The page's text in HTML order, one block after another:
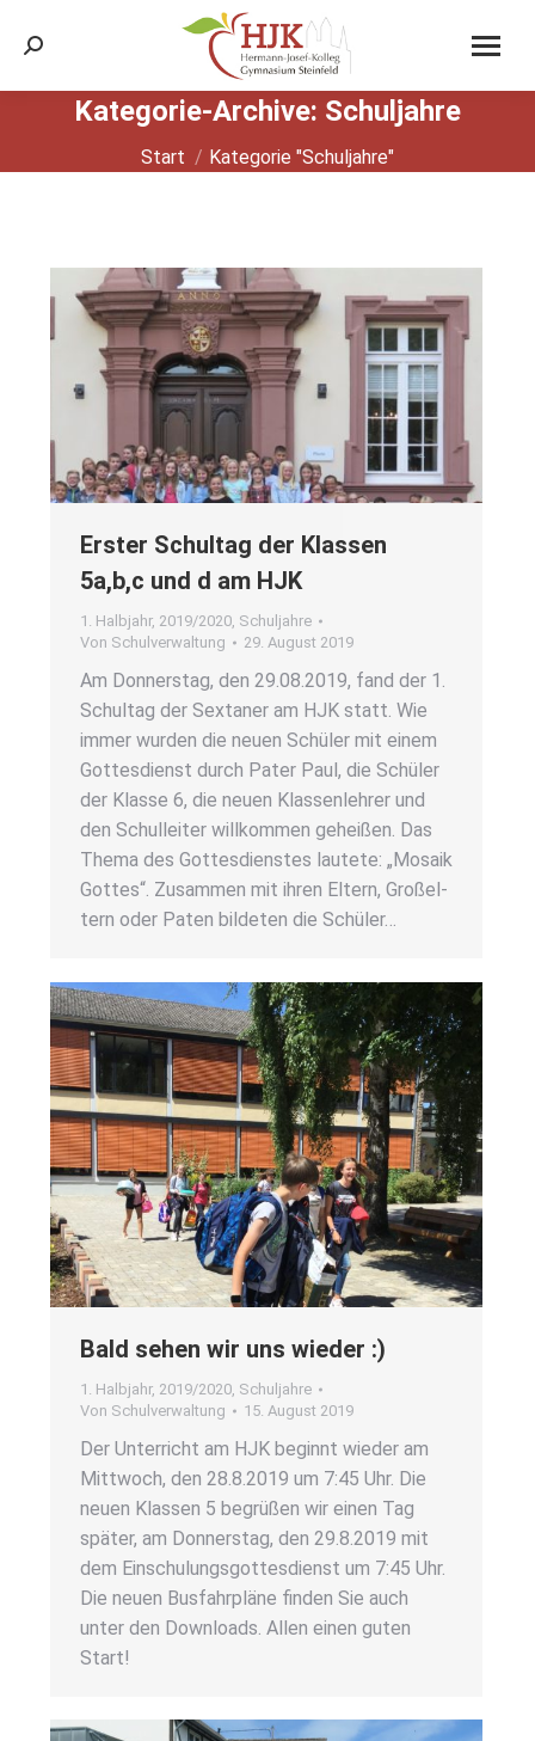
Search:
Kategorie-Archive: Schuljahre
Sie befinden sich hier:
Start Kategorie "Schuljahre"
Ers­ter Schul­tag der Klas­sen
5a,b,c und d am HJK
1. Halbjahr, 2019/2020, Schuljahre
Von Schulverwaltung 29. August 2019
Am Don­ners­tag, den 29.08.2019, fand der 1.
Schul­tag der Sex­ta­ner am HJK statt. Wie
immer wur­den die neu­en Schü­ler mit einem
Got­tes­dienst durch Pater Paul, die Schü­ler
der Klas­se 6, die neu­en Klas­sen­leh­rer und
den Schul­lei­ter will­kom­men gehei­ßen. Das
The­ma des Got­tes­diens­tes lau­te­te: „Mosa­ik
Got­tes“. Zusam­men mit ihren Eltern, Groß­el­
tern oder Paten bil­de­ten die Schü­ler…
Bald sehen wir uns wie­der :)
1. Halbjahr, 2019/2020 Schuljahre
Von Schulverwaltung 15. August 2019
Der Unter­richt am HJK beginnt wie­der am
Mitt­woch, den 28.8.2019 um 7:45 Uhr. Die
neu­en Klas­sen 5 begrü­ßen wir einen Tag
spä­ter, am Don­ners­tag, den 29.8.2019 mit
dem Ein­schu­lungs­got­tes­dienst um 7:45 Uhr.
Die neu­en Bus­fahr­plä­ne fin­den Sie auch
unter den Down­loads. Allen einen guten
Start!